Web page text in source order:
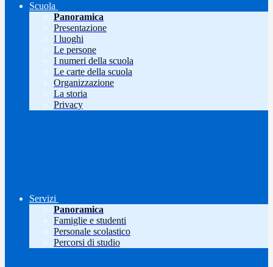
Scuola
Panoramica
Presentazione
I luoghi
Le persone
I numeri della scuola
Le carte della scuola
Organizzazione
La storia
Privacy
Servizi
Panoramica
Famiglie e studenti
Personale scolastico
Percorsi di studio